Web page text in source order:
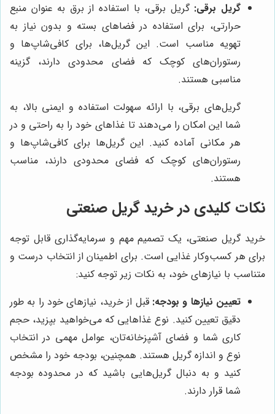
گریل برقی: گریل برقی، با استفاده از برق به عنوان منبع
حرارتی، برای استفاده در فضاهای بسته و بدون نیاز به
تهویه مناسب است. این گریل‌ها، برای کافی‌شاپ‌ها و
رستوران‌های کوچک که فضای محدودی دارند، گزینه
مناسبی هستند.
گریل‌های برقی، با ارائه سهولت استفاده و ایمنی بالا، به
شما این امکان را می‌دهند تا غذاهای خود را به راحتی و در
هر مکانی آماده کنید. این گریل‌ها برای کافی‌شاپ‌ها و
رستوران‌های کوچک که فضای محدودی دارند، مناسب
هستند.
نکات کلیدی در خرید گریل صنعتی
خرید گریل صنعتی، یک تصمیم مهم و سرمایه‌گذاری قابل توجه
برای هر کسب‌وکار غذایی است. برای اطمینان از انتخاب درست و
متناسب با نیازهای خود، به نکات زیر توجه کنید:
تعیین نیازها و بودجه: قبل از خرید، نیازهای خود را به طور
دقیق تعیین کنید. نوع غذاهایی که می‌خواهید بپزید، حجم
کاری شما و فضای آشپزخانه‌تان، عوامل مهمی در انتخاب
نوع و اندازه گریل هستند. همچنین، بودجه خود را مشخص
کنید و به دنبال گریل‌هایی باشید که در محدوده بودجه
شما قرار دارند.